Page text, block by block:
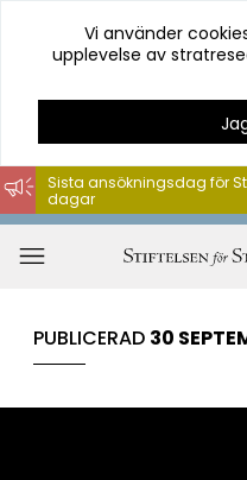
Hoppa
till
innehåll
Vi använder
upplevelse av
Sista ansökningsdag för
dagar
PUBLICERAD 30